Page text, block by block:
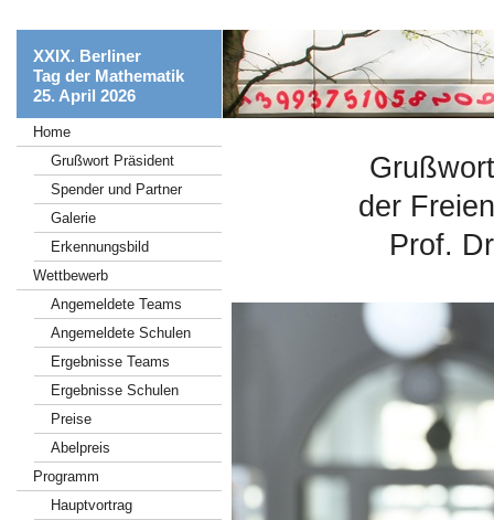
XXIX. Berliner
Tag der Mathematik
25. April 2026
Home
Grußwort Präsident
Spender und Partner
Galerie
Erkennungsbild
Wettbewerb
Angemeldete Teams
Angemeldete Schulen
Ergebnisse Teams
Ergebnisse Schulen
Preise
Abelpreis
Programm
Hauptvortrag
der
Prof.